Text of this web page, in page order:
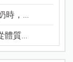
時，...
體質...